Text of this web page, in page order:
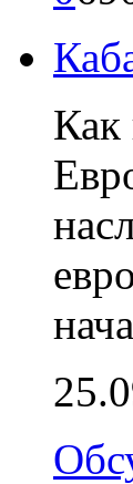
Как